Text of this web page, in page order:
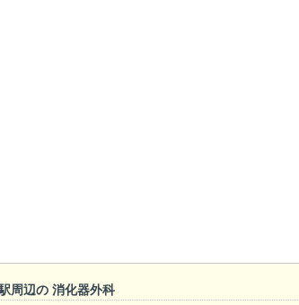
周辺の 消化器外科